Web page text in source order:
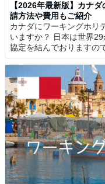
【2026年最新版】カナ
請方法や費用もご紹介
カナダにワーキングホリ
いますか？ 日本は世界
協定を結んでおりますの